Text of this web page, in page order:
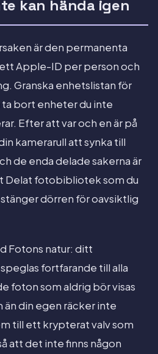
kan hända igen
är den permanenta
Apple-ID per person och
Granska enhetslistan för
bort enheter du inte
Efter att var och en är på
kamerarull att synka till
de enda delade sakerna är
Delat fotobibliotek som du
dörren för oavsiktlig
Fotons natur: ditt
fortfarande till alla
foton som aldrig bör visas
än din egen räcker inte
till ett krypterat valv som
att det inte finns någon